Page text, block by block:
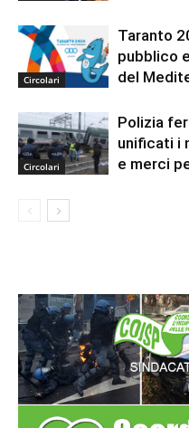
Circolari
Taranto
pubblico
del
Circolari
Polizia
unificati i
e merci